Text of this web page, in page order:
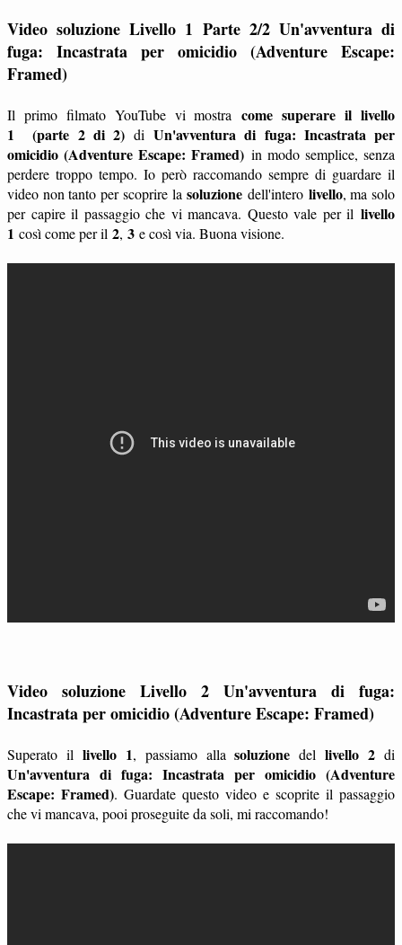
Video soluzione Livello 1 Parte 2/2 Un'avventura di
fuga: Incastrata per omicidio (Adventure Escape:
Framed)
Il primo filmato YouTube vi mostracome superare il livello
1
(parte 2 di 2)diUn'avventura di fuga: Incastrata per
omicidio (Adventure Escape: Framed) in modo semplice, senza
perdere troppo tempo. Io però raccomando sempre di guardare il
video non tanto per scoprire lasoluzione dell'intero livello, ma solo
per capire il passaggio che vi mancava. Questo vale per il livello
1 così come per il 2, 3 e così via. Buona visione.
Video soluzione Livello 2 Un'avventura di fuga:
Incastrata per omicidio (Adventure Escape: Framed)
Superato il livello 1, passiamo allasoluzione dellivello 2 di
Un'avventura di fuga: Incastrata per omicidio (Adventure
Escape: Framed). Guardate questo video e scoprite il passaggio
che vi mancava, pooi proseguite da soli, mi raccomando!